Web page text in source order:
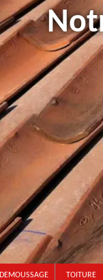
DEMOUSSAGE
TOITURE